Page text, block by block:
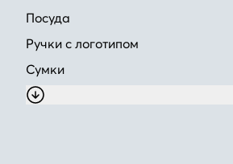
Посуда
Ручки с логотипом
Сумки